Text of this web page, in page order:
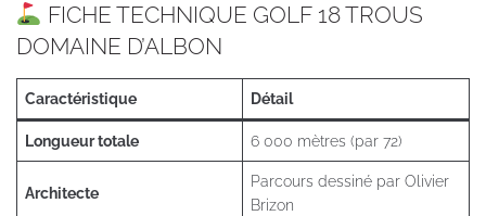
FICHE TECHNIQUE GOLF 18 TROUS
DOMAINE D’ALBON
Caractéristique Détail
Longueur totale 6 000 mètres (par 72)
Architecte
Parcours dessiné par Olivier
Brizon